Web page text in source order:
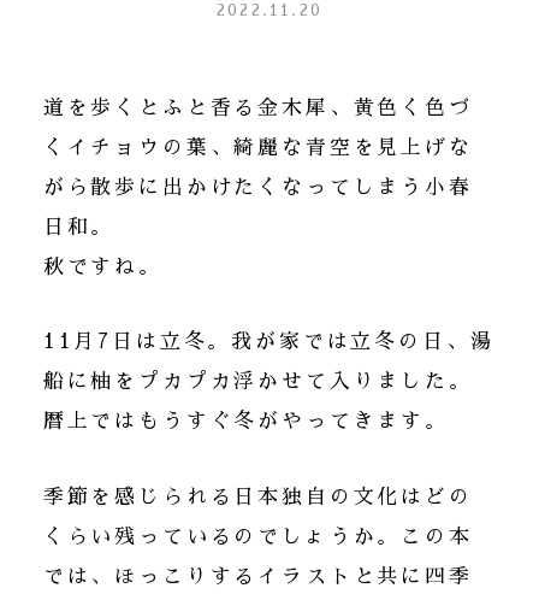
2022.11.20
道を歩くとふと香る金木犀、黄色く色づ
くイチョウの葉、綺麗な青空を見上げな
がら散歩に出かけたくなってしまう小春
日和。
秋ですね。
11月7日は立冬。我が家では立冬の日、湯
船に柚をプカプカ浮かせて入りました。
暦上ではもうすぐ冬がやってきます。
季節を感じられる日本独自の文化はどの
くらい残っているのでしょうか。この本
では、ほっこりするイラストと共に四季